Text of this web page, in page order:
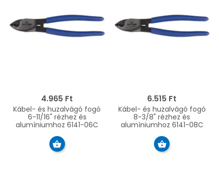
4.965 Ft
Kábel- és huzalvágó fogó
6-11/16" rézhez és
alumíniumhoz 6141-06C
6.515 Ft
Kábel- és huzalvágó fogó
8-3/8" rézhez és
alumíniumhoz 6141-08C